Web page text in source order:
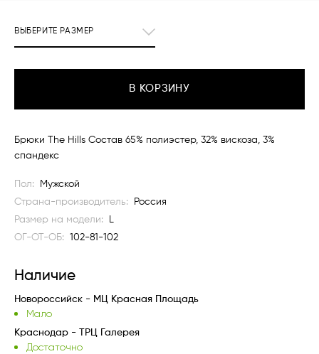
ВЫБЕРИТЕ РАЗМЕР
В КОРЗИНУ
Брюки The Hills Состав 65% полиэстер, 32% вискоза, 3%
спандекс
Пол:
Мужской
Страна-производитель:
Россия
Размер на модели:
L
ОГ-ОТ-ОБ:
102-81-102
Наличие
Новороссийск - МЦ Красная Площадь
Мало
Краснодар - ТРЦ Галерея
Достаточно